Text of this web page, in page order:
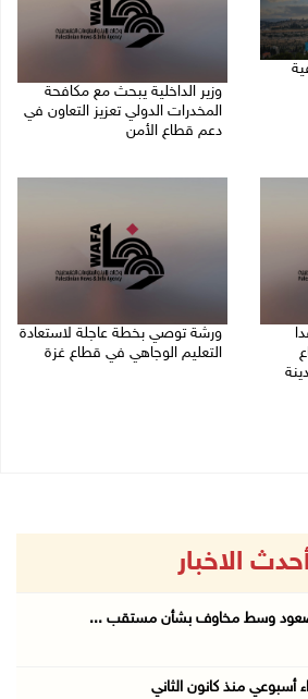
وزير الداخلية يبحث مع مكافحة
المخدرات الدولي تعزيز التعاون في
دعم قطاع الأمن
ورشة توصي بخطة عاجلة لاستعادة
التعليم الوجاهي في قطاع غزة
الاخبار
وسط مخاوف بشأن مستقب ...
أسبوعي منذ كانون الثاني